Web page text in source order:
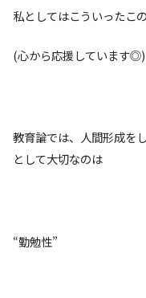
私としてはこういったこ
(心から応援しています◎)
教育論では、人間形成を
として大切なのは
“勤勉性”